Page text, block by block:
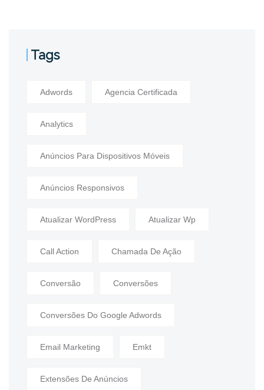
Tags
Adwords Agencia Certificada
Analytics
Anúncios Para Dispositivos Móveis
Anúncios Responsivos
Atualizar WordPress Atualizar Wp
Call Action Chamada De Ação
Conversão Conversões
Conversões Do Google Adwords
Email Marketing Emkt
Extensões De Anúncios